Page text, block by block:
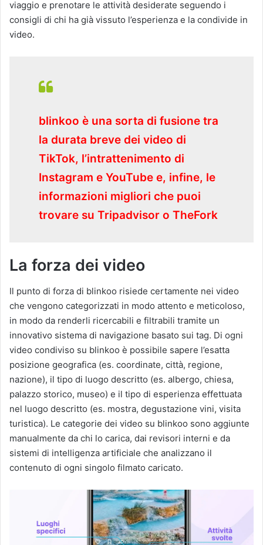
viaggio e prenotare le attività desiderate seguendo i
consigli di chi ha già vissuto l’esperienza e la condivide in
video.
blinkoo è una sorta di fusione tra
la durata breve dei video di
TikTok, l’intrattenimento di
Instagram e YouTube e, infine, le
informazioni migliori che puoi
trovare su Tripadvisor o TheFork
La forza dei video
Il punto di forza di blinkoo risiede certamente nei video
che vengono categorizzati in modo attento e meticoloso,
in modo da renderli ricercabili e filtrabili tramite un
innovativo sistema di navigazione basato sui tag. Di ogni
video condiviso su blinkoo è possibile sapere l’esatta
posizione geografica (es. coordinate, città, regione,
nazione), il tipo di luogo descritto (es. albergo, chiesa,
palazzo storico, museo) e il tipo di esperienza effettuata
nel luogo descritto (es. mostra, degustazione vini, visita
turistica). Le categorie dei video su blinkoo sono aggiunte
manualmente da chi lo carica, dai revisori interni e da
sistemi di intelligenza artificiale che analizzano il
contenuto di ogni singolo filmato caricato.